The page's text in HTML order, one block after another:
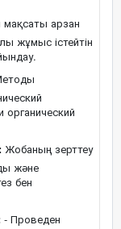
арзан
жұмыс істейтін
Жобаның зерттеу
және
бен
- Проведен